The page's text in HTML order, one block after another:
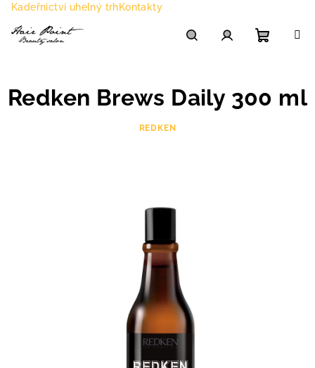
Přejít
obsah
Kadeřnictví uhelný trhKontakty
košík
Redken Brews Daily 300 ml
REDKEN